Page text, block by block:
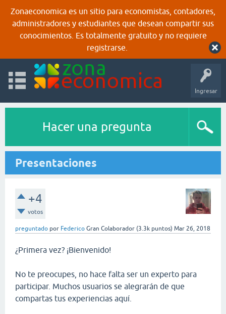
Zonaeconomica es un sitio para economistas, contadores,
administradores y estudiantes que desean compartir sus
conocimientos. Es totalmente gratuito y no requiere
registrarse.
Ingresar
Hacer una pregunta
Presentaciones
+4
votos
preguntado por Federico Gran Colaborador (3.3k puntos) Mar 26, 2018
¿Primera vez? ¡Bienvenido!
No te preocupes, no hace falta ser un experto para
participar. Muchos usuarios se alegrarán de que
compartas tus experiencias aquí.